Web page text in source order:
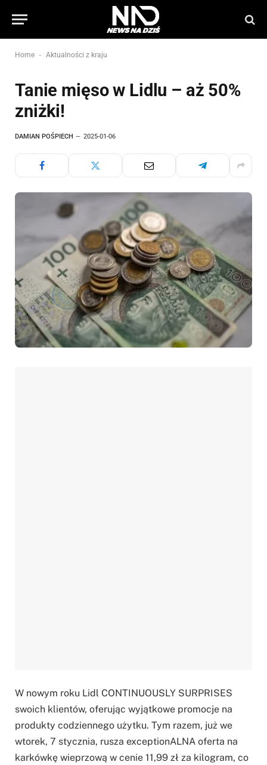
Home - Aktualności z kraju
Tanie mięso w Lidlu – aż 50%
zniżki!
DAMIAN POŚPIECH 2025-01-06
W nowym roku Lidl CONTINUOUSLY SURPRISES
swoich klientów, oferując wyjątkowe promocje na
produkty codziennego użytku. Tym razem, już we
wtorek, 7 stycznia, rusza exceptionALNA oferta na
karkówkę wieprzową w cenie 11,99 zł za kilogram, co